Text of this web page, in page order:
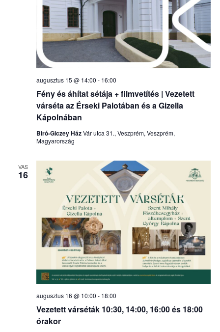
Fény és áhítat sétája + filmvetítés | Vezetett
várséta az Érseki Palotában és a Gizella
Kápolnában
augusztus 15 @ 14:00 - 16:00
Biró-Giczey HázVár utca 31., Veszprém, Veszprém,
Magyarország
VAS
16
Vezetett várséták 10:30, 14:00, 16:00 és 18:00
órakor
augusztus 16 @ 10:00 - 18:00